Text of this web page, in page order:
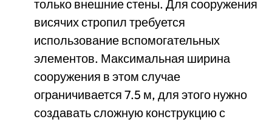
только внешние стены. Для сооружения
висячих стропил требуется
использование вспомогательных
элементов. Максимальная ширина
сооружения в этом случае
ограничивается 7.5 м, для этого нужно
создавать сложную конструкцию с